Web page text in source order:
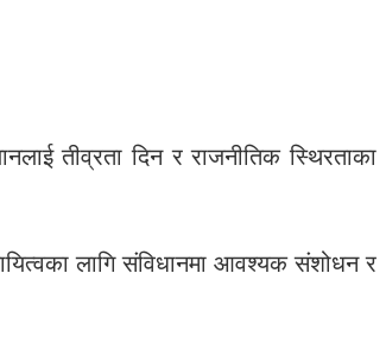
तीव्रता दिन र राजनीतिक स्थिरताका
लागि संविधानमा आवश्यक संशोधन र